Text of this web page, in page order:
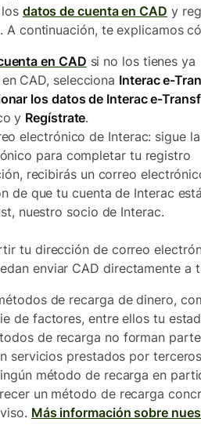
datos de cuenta en CAD y
A continuación, te explicamos
en CAD si no los tienes ya
CAD, selecciona Interac e-
los datos de Interac e-
y Regístrate.
electrónico de Interac: sigue
para completar tu registro
recibirás un correo
de que tu cuenta de Interac
nuestro socio de Interac.
tu dirección de correo
enviar CAD directamente a
de recarga de dinero,
de factores, entre ellos tu
de recarga no forman
servicios prestados por
método de recarga en
un método de recarga
Más información sobre